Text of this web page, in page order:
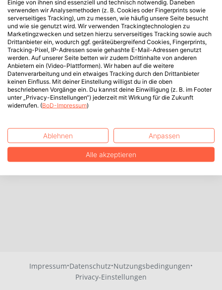
Impressum·Datenschutz·Nutzungsbedingungen·
Privacy-Einstellungen
Einige von ihnen sind essenziell und technisch notwendig. Daneben
verwenden wir Analysemethoden (z. B. Cookies oder Fingerprints sowie
serverseitiges Tracking), um zu messen, wie häufig unsere Seite besucht
und wie sie genutzt wird. Wir verwenden Trackingtechnologien zu
Marketingzwecken und setzen hierzu serverseitiges Tracking sowie auch
Drittanbieter ein, wodurch ggf. geräteübergreifend Cookies, Fingerprints,
Tracking-Pixel, IP-Adressen sowie gehashte E-Mail-Adressen genutzt
werden. Auf unserer Seite betten wir zudem Drittinhalte von anderen
Anbietern ein (Video-Plattformen). Wir haben auf die weitere
Datenverarbeitung und ein etwaiges Tracking durch den Drittanbieter
keinen Einfluss. Mit deiner Einstellung willigst du in die oben
beschriebenen Vorgänge ein. Du kannst deine Einwilligung (z. B. im Footer
unter „Privacy-Einstellungen“) jederzeit mit Wirkung für die Zukunft
widerrufen. (BoD-Impressum)
Ablehnen Anpassen
Alle akzeptieren